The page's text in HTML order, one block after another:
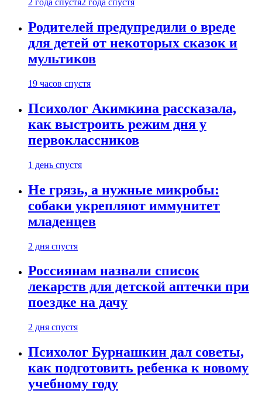
2 года спустя2 года спустя
Родителей предупредили о вреде
для детей от некоторых сказок и
мультиков
19 часов спустя
Психолог Акимкина рассказала,
как выстроить режим дня у
первоклассников
1 день спустя
Не грязь, а нужные микробы:
собаки укрепляют иммунитет
младенцев
2 дня спустя
Россиянам назвали список
лекарств для детской аптечки при
поездке на дачу
2 дня спустя
Психолог Бурнашкин дал советы,
как подготовить ребенка к новому
учебному году